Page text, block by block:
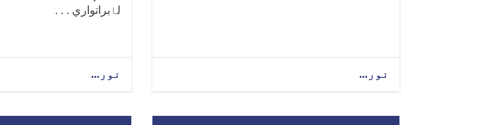
نور...
ل ا براتواري . . .
نور...